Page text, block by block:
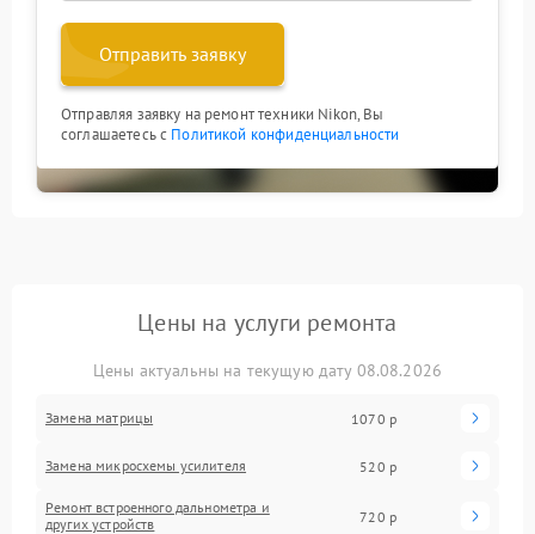
Отправить заявку
Отправляя заявку на ремонт техники Nikon, Вы
соглашаетесь с Политикой конфиденциальности
Цены на услуги ремонта
Цены актуальны на текущую дату 08.08.2026
Замена матрицы 1070 р
Замена микросхемы усилителя 520 р
Ремонт встроенного дальнометра и
других устройств
720 р